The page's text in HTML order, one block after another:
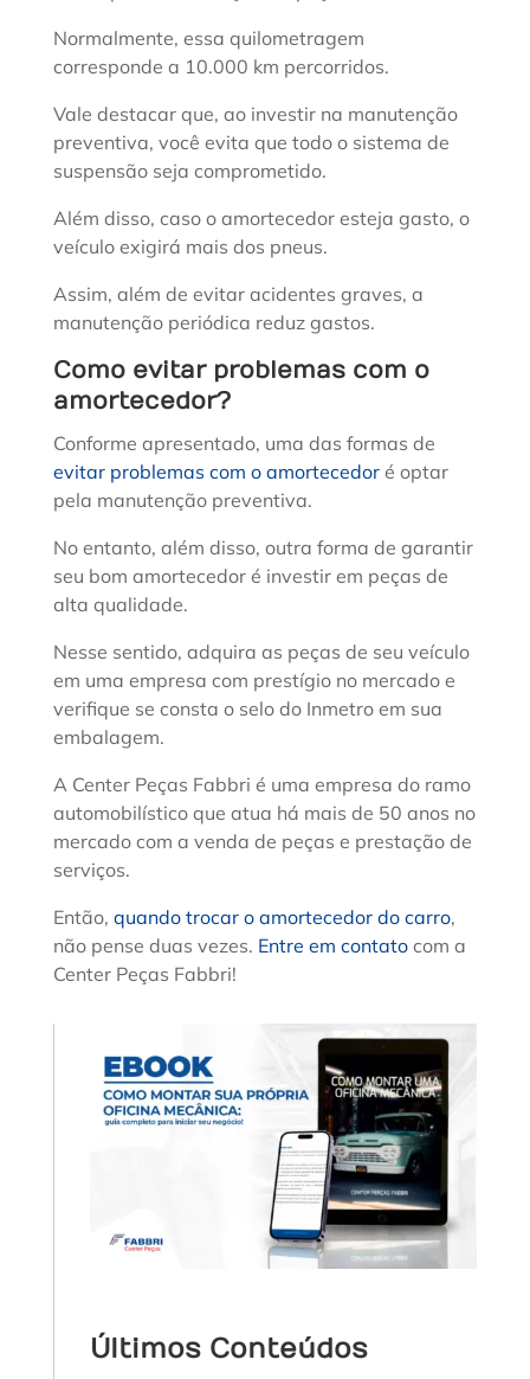
Normalmente, essa quilometragem
corresponde a 10.000 km percorridos.
Vale destacar que, ao investir na manutenção
preventiva, você evita que todo o sistema de
suspensão seja comprometido.
Além disso, caso o amortecedor esteja gasto, o
veículo exigirá mais dos pneus.
Assim, além de evitar acidentes graves, a
manutenção periódica reduz gastos.
Como evitar problemas com o
amortecedor?
Conforme apresentado, uma das formas de
evitar problemas com o amortecedoré optar
pela manutenção preventiva.
No entanto, além disso, outra forma de garantir
seu bom amortecedor é investir em peças de
alta qualidade.
Nesse sentido, adquira as peças de seu veículo
em uma empresa com prestígio no mercado e
verifique se consta o selo do Inmetro em sua
embalagem.
A Center Peças Fabbri é uma empresa do ramo
automobilístico que atua há mais de 50 anos no
mercado com a venda de peças e prestação de
serviços.
Então, quando trocar o amortecedor do carro,
não pense duas vezes. Entre em contatocom a
Center Peças Fabbri!
Últimos Conteúdos